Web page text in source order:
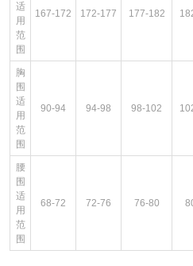
适
用
范
围
167-172 172-177 177-182
胸
围
适
用
范
围
90-94 94-98 98-102
腰
围
适
用
范
围
68-72 72-76 76-80